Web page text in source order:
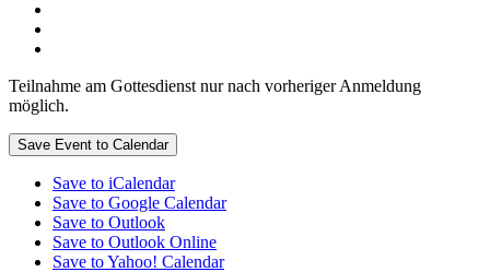
Teilnahme am Gottesdienst nur nach vorheriger Anmeldung
möglich.
Save Event to Calendar
Save to iCalendar
Save to Google Calendar
Save to Outlook
Save to Outlook Online
Save to Yahoo! Calendar